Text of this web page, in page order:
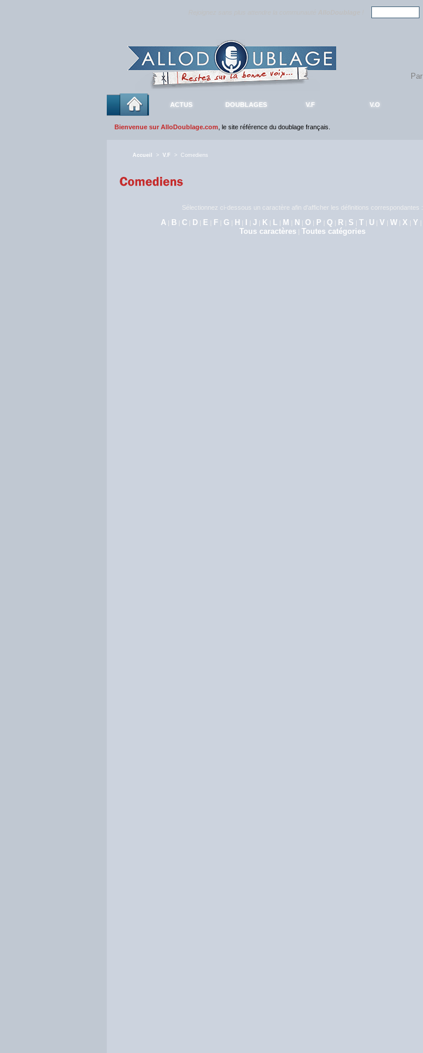
ACTUS DOUBLAGES V.F V.O
Bienvenue sur AlloDoublage.com , le site référence du doublage français.
Accueil > V.F > Comediens
Sélectionnez ci-dessous un caractère afin d'afficher les définitions correspondantes :
A | B | C | D | E | F | G | H | I |J | K | L | M | N | O | P | Q | R | S | T | U | V |W | X | Y |
Tous caractères | Toutes catégories